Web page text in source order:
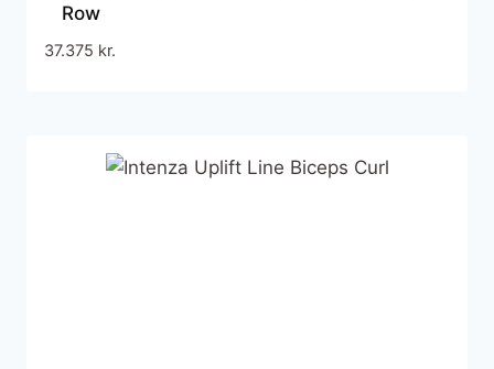
Row
37.375 kr.